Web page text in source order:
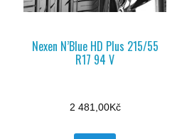
Nexen N’Blue HD Plus 215/55
R17 94 V
2 481,00Kč